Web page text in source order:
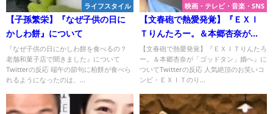
ライフスタイル
【子孫繁栄】『なぜ子供の日に
かしわ餅』について
『なぜ子供の日にかしわ餅を食べるの？
老舗和菓子店で聞きました』について
Twitterの反応 端午の節句に柏餅が食べら
れるようになったのは、...
映画・テレビ・音楽・SNS
【文春砲で熱愛発覚】『ＥＸＩ
Ｔりんたろー。＆本郷杏奈が
「ゴッドタン」婚へ』について
Twitterの反応
【文春砲で熱愛発覚】『ＥＸＩＴりんたろ
ー。＆本郷杏奈が「ゴッドタン」婚へ』に
ついてTwitterの反応 人気絶頂のお笑いコ
ンビ・ＥＸＩＴのり...